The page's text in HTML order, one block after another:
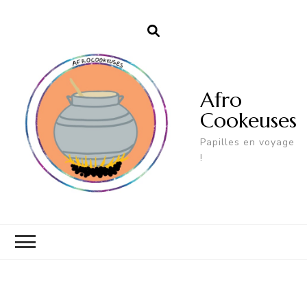
Afro
Cookeuses
Papilles en voyage
!